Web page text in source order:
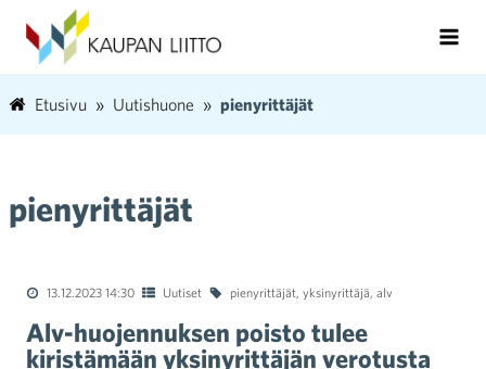
Etusivu Uutishuone pienyrittäjät
pienyrittäjät
13.12.2023 14:30 Uutiset pienyrittäjät, yksinyrittäjä, alv
Alv-huojennuksen poisto tulee
kiristämään yksinyrittäjän verotusta